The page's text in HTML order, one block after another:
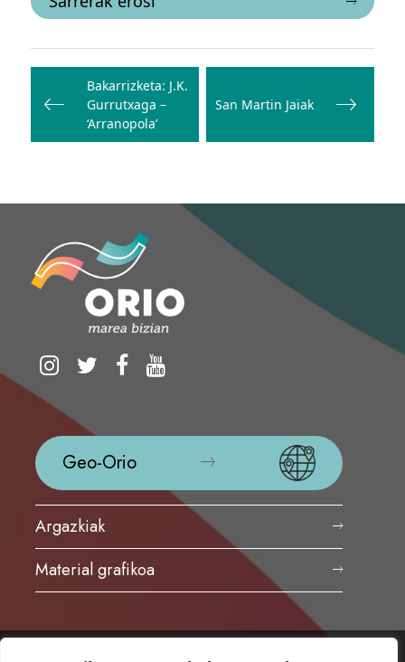
Bidalketetan
zehar
nabigatu
Bakarrizketa: J.K.
Gurrutxaga –
‘Arranopola’
San Martin Jaiak
Geo-Orio
Argazkiak
Material grafikoa